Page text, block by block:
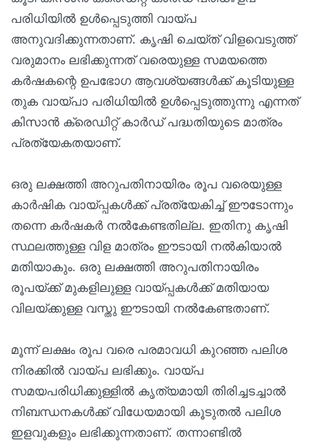
പരിധിയിൽ ഉൾപ്പെടുത്തി വായ്പ
അനുവദിക്കുന്നതാണ്. കൃഷി ചെയ്ത് വിളവെടുത്ത്
വരുമാനം ലഭിക്കുന്നത് വരെയുള്ള സമയത്തെ
കർഷകന്റെ ഉപഭോഗ ആവശ്യങ്ങൾക്ക് കൂടിയുള്ള
തുക വായ്പാ പരിധിയിൽ ഉൾപ്പെടുത്തുന്നു എന്നത്
കിസാൻ ക്രെഡിറ്റ് കാർഡ് പദ്ധതിയുടെ മാത്രം
പ്രത്യേകതയാണ്.
ഒരു ലക്ഷത്തി അറുപതിനായിരം രൂപ വരെയുള്ള
കാർഷിക വായ്പ്പകൾക്ക് പ്രത്യേകിച്ച് ഈടോന്നും
തന്നെ കർഷകർ നൽകേണ്ടതില്ല. ഇതിനു കൃഷി
സ്ഥലത്തുള്ള വിള മാത്രം ഈടായി നൽകിയാൽ
മതിയാകും. ഒരു ലക്ഷത്തി അറുപതിനായിരം
രൂപയ്ക്ക് മുകളിലുള്ള വായ്പ്പകൾക്ക് മതിയായ
വിലയ്ക്കുള്ള വസ്തു ഈടായി നൽകേണ്ടതാണ്.
മൂന്ന് ലക്ഷം രൂപ വരെ പരമാവധി കുറഞ്ഞ പലിശ
നിരക്കിൽ വായ്പ ലഭിക്കും. വായ്പ
സമയപരിധിക്കുള്ളിൽ കൃത്യമായി തിരിച്ചടച്ചാൽ
നിബന്ധനകൾക്ക് വിധേയമായി കൂടുതൽ പലിശ
ഇളവുകളും ലഭിക്കുന്നതാണ്. തന്നാണ്ടിൽ